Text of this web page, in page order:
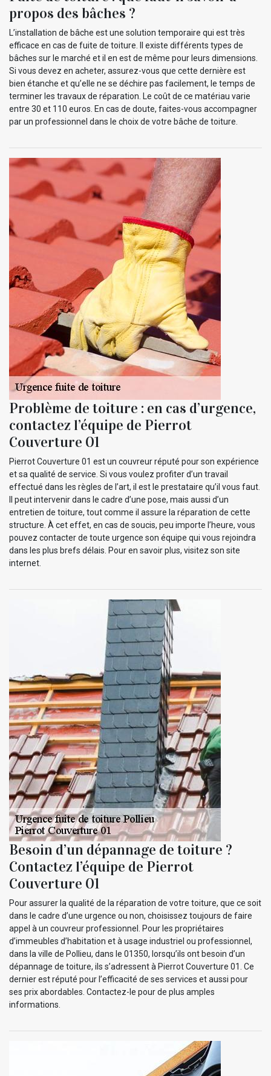
propos des bâches ?
L’installation de bâche est une solution temporaire qui est très
efficace en cas de fuite de toiture. Il existe différents types de
bâches sur le marché et il en est de même pour leurs dimensions.
Si vous devez en acheter, assurez-vous que cette dernière est
bien étanche et qu’elle ne se déchire pas facilement, le temps de
terminer les travaux de réparation. Le coût de ce matériau varie
entre 30 et 110 euros. En cas de doute, faites-vous accompagner
par un professionnel dans le choix de votre bâche de toiture.
Problème de toiture : en cas d’urgence,
contactez l’équipe de Pierrot
Couverture 01
Pierrot Couverture 01 est un couvreur réputé pour son expérience
et sa qualité de service. Si vous voulez profiter d’un travail
effectué dans les règles de l’art, il est le prestataire qu’il vous faut.
Il peut intervenir dans le cadre d’une pose, mais aussi d’un
entretien de toiture, tout comme il assure la réparation de cette
structure. À cet effet, en cas de soucis, peu importe l’heure, vous
pouvez contacter de toute urgence son équipe qui vous rejoindra
dans les plus brefs délais. Pour en savoir plus, visitez son site
internet.
Besoin d’un dépannage de toiture ?
Contactez l’équipe de Pierrot
Couverture 01
Pour assurer la qualité de la réparation de votre toiture, que ce soit
dans le cadre d’une urgence ou non, choisissez toujours de faire
appel à un couvreur professionnel. Pour les propriétaires
d’immeubles d’habitation et à usage industriel ou professionnel,
dans la ville de Pollieu, dans le 01350, lorsqu’ils ont besoin d’un
dépannage de toiture, ils s’adressent à Pierrot Couverture 01. Ce
dernier est réputé pour l’efficacité de ses services et aussi pour
ses prix abordables. Contactez-le pour de plus amples
informations.